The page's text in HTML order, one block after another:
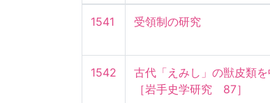
1541 受領制の研究
1542
古代「えみし」の獣皮類
［岩手史学研究　87］